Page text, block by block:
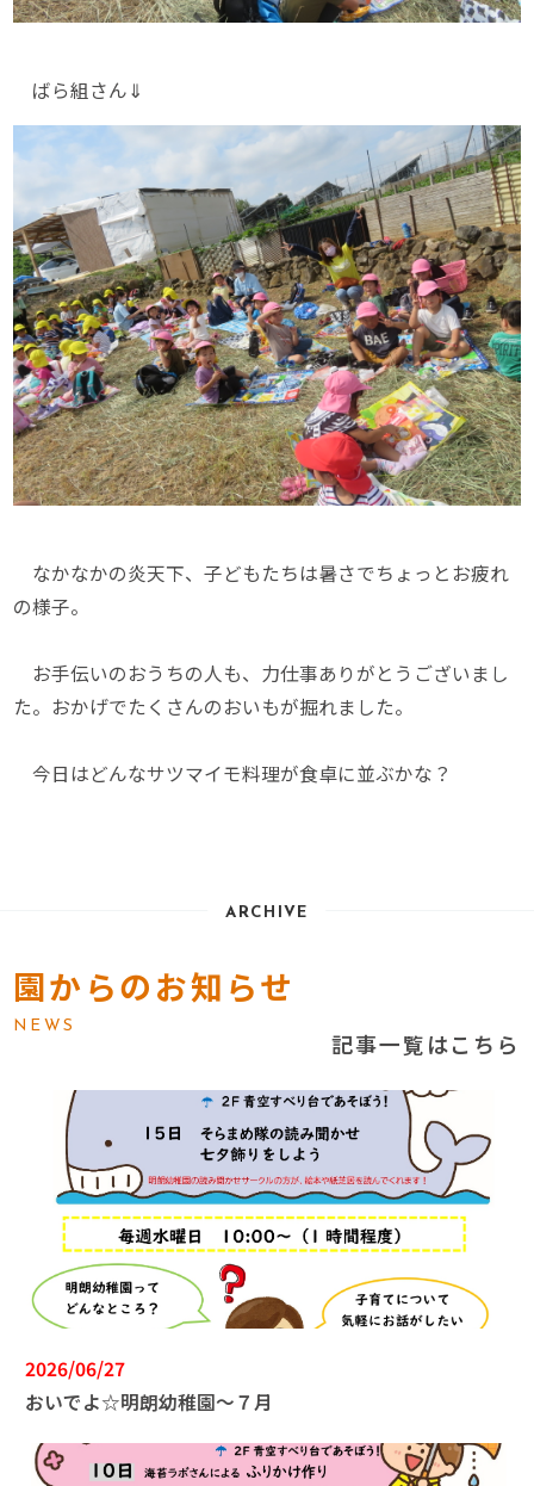
ばら組さん⇓
なかなかの炎天下、子どもたちは暑さでちょっとお疲れ
の様子。
お手伝いのおうちの人も、力仕事ありがとうございまし
た。おかげでたくさんのおいもが掘れました。
今日はどんなサツマイモ料理が食卓に並ぶかな？
ARCHIVE
園からのお知らせ
NEWS
記事一覧はこちら
2026/06/27
おいでよ☆明朗幼稚園～７月